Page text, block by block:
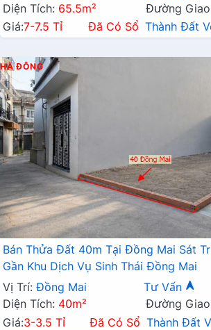
Diện Tích: 65.5m²
Đường
Giá:7-7.5 Tỉ Đã Có Sổ Thành Đất
HÀ ĐÔNG
Bán Thửa Đất 40m Tại Đồng Mai Sát
Gần Khu Dịch Vụ Sinh Thái Đồng Mai
Vị Trí: Đồng Mai Tư Vấn
Diện Tích: 40m²
Đường
Giá:3-3.5 Tỉ Đã Có Sổ Thành Đất